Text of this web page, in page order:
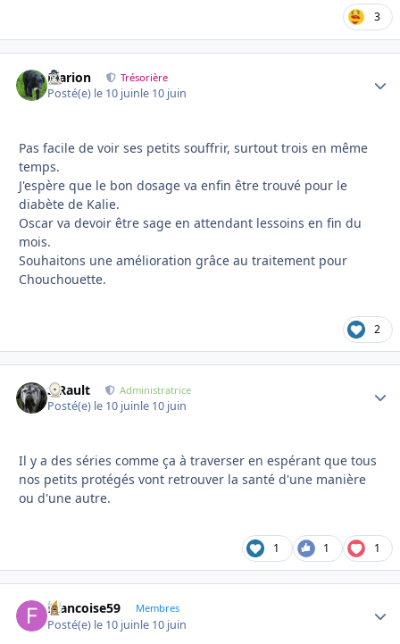
3
Marion Trésorière
Posté(e) le 10 juinle 10 juin
Pas facile de voir ses petits souffrir, surtout trois en même
temps.
J'espère que le bon dosage va enfin être trouvé pour le
diabète de Kalie.
Oscar va devoir être sage en attendant lessoins en fin du
mois.
Souhaitons une amélioration grâce au traitement pour
Chouchouette.
2
S.Rault Administratrice
Posté(e) le 10 juinle 10 juin
Il y a des séries comme ça à traverser en espérant que tous
nos petits protégés vont retrouver la santé d'une manière
ou d'une autre.
1 1 1
Francoise59 Membres
Posté(e) le 10 juinle 10 juin